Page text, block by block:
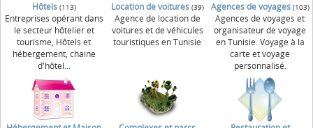
Hôtels (113)
Entreprises opérant dans
le secteur hôtelier et
tourisme, Hôtels et
hébergement, chaine
d'hôtel...
Location de voitures (39)
Agence de location de
voitures et de véhicules
touristiques en Tunisie
Agences de voyages (103)
Agences de voyages et
organisateur de voyage
en Tunisie. Voyage à la
carte et voyage
personnalisé.